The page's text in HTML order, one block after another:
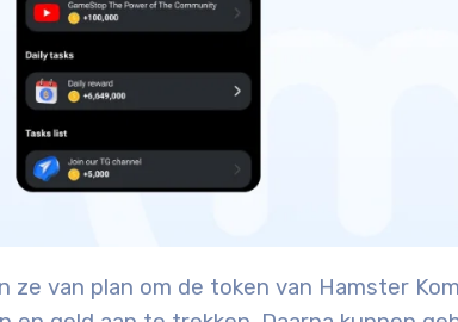
ze van plan om de token van Hamster